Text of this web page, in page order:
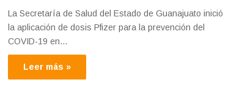
La Secretaría de Salud del Estado de Guanajuato inició
la aplicación de dosis Pfizer para la prevención del
COVID-19 en…
Leer más »